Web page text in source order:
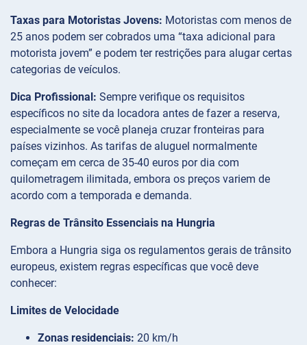
Taxas para Motoristas Jovens: Motoristas com menos de
25 anos podem ser cobrados uma “taxa adicional para
motorista jovem” e podem ter restrições para alugar certas
categorias de veículos.
Dica Profissional: Sempre verifique os requisitos
específicos no site da locadora antes de fazer a reserva,
especialmente se você planeja cruzar fronteiras para
países vizinhos. As tarifas de aluguel normalmente
começam em cerca de 35-40 euros por dia com
quilometragem ilimitada, embora os preços variem de
acordo com a temporada e demanda.
Regras de Trânsito Essenciais na Hungria
Embora a Hungria siga os regulamentos gerais de trânsito
europeus, existem regras específicas que você deve
conhecer:
Limites de Velocidade
Zonas residenciais: 20 km/h